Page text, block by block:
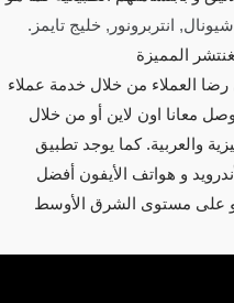
انتربرونور, خليج تايمز.
المميزة
العملاء من خلال خدمة عملاء
معانا اون لاين أو من خلال
الإنجليزية والعربية. كما يوجد تطبيق
و هواتف الأيفون أفضل
و على مستوى الشرق الأوسط